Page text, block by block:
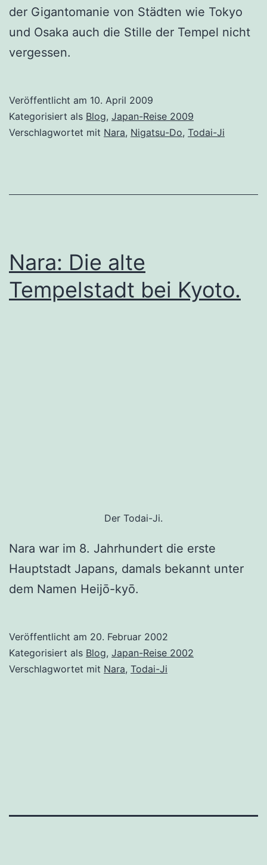
der Gigantomanie von Städten wie Tokyo
und Osaka auch die Stille der Tempel nicht
vergessen.
Veröffentlicht am 10. April 2009
Kategorisiert als Blog, Japan-Reise 2009
Verschlagwortet mit Nara, Nigatsu-Do, Todai-Ji
Nara: Die alte
Tempelstadt bei Kyoto.
Der Todai-Ji.
Nara war im 8. Jahrhundert die erste
Hauptstadt Japans, damals bekannt unter
dem Namen Heijō-kyō.
Veröffentlicht am 20. Februar 2002
Kategorisiert als Blog, Japan-Reise 2002
Verschlagwortet mit Nara, Todai-Ji